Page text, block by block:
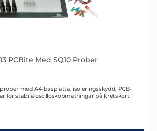
PCBite Med SQ10 Prober
prober med A4-basplatta, isoleringsskydd, PCB-
för stabila oscilloskopmätningar på kretskort.